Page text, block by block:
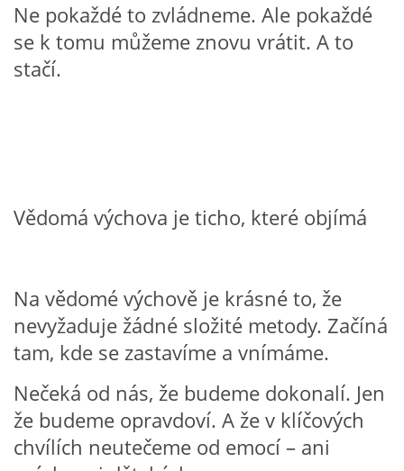
VZDĚLÁVACÍ PLÁN OD ZÁŘÍ DO ČERVNA
TÝDENNÍ PLÁNY
KALENDÁŘ PRO DĚTI
STÁTNÍ SVÁTKY
SVATÝ VÁCLAV
20.10. DEN STROMŮ
Ne pokaždé to zvládneme. Ale pokaždé
se k tomu můžeme znovu vrátit. A to
stačí.
Vědomá výchova je ticho, které objímá
Na vědomé výchově je krásné to, že
nevyžaduje žádné složité metody. Začíná
tam, kde se zastavíme a vnímáme.
Nečeká od nás, že budeme dokonalí. Jen
že budeme opravdoví. A že v klíčových
chvílích neutečeme od emocí – ani